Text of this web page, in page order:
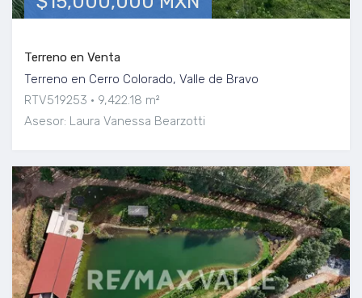
Terreno en Venta
Terreno en Cerro Colorado, Valle de Bravo
RTV519253
9,422.18 m²
Asesor: Laura Vanessa Bearzotti